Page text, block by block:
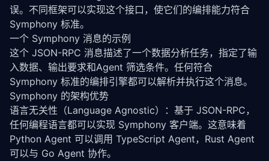
误。不同框架可以实现这个接口，使它们的编排能力符合
Symphony 标准。
一个 Symphony 消息的示例
这个 JSON-RPC 消息描述了一个数据分析任务，指定了输
入数据、输出要求和Agent 筛选条件。任何符合
Symphony 标准的编排引擎都可以解析并执行这个消息。
Symphony 的架构优势
语言无关性（Language Agnostic）：基于 JSON-RPC，
任何编程语言都可以实现 Symphony 客户端。这意味着
Python Agent 可以调用 TypeScript Agent，Rust Agent
可以与 Go Agent 协作。